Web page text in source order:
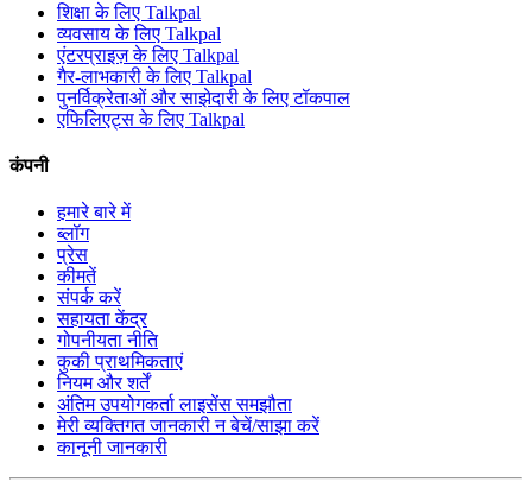
शिक्षा के लिए Talkpal
व्यवसाय के लिए Talkpal
एंटरप्राइज़ के लिए Talkpal
गैर-लाभकारी के लिए Talkpal
पुनर्विक्रेताओं और साझेदारी के लिए टॉकपाल
एफिलिएट्स के लिए Talkpal
कंपनी
हमारे बारे में
ब्लॉग
प्रेस
कीमतें
संपर्क करें
सहायता केंद्र
गोपनीयता नीति
कुकी प्राथमिकताएं
नियम और शर्तें
अंतिम उपयोगकर्ता लाइसेंस समझौता
मेरी व्यक्तिगत जानकारी न बेचें/साझा करें
कानूनी जानकारी